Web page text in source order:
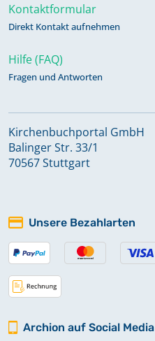
Kontaktformular
Direkt Kontakt aufnehmen
Hilfe (FAQ)
Fragen und Antworten
Kirchenbuchportal GmbH
Balinger Str. 33/1
70567 Stuttgart
Unsere Bezahlarten
Archion auf Social Media